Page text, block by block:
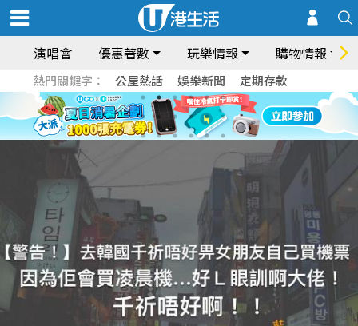
演唱會 優惠著數 玩樂情報 購物情報
熱門關鍵字： 公屋熱話 娛樂新聞 定期存款